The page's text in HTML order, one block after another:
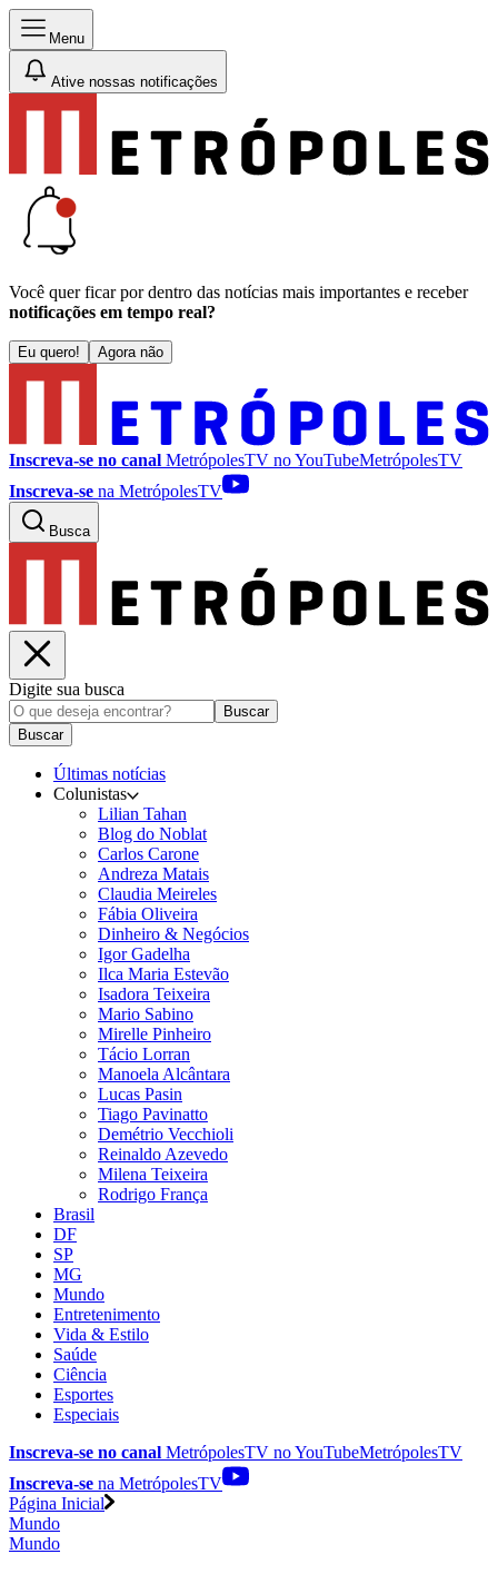
Menu
Ative nossas notificações
Você quer ficar por dentro das notícias mais importantes e receber
notificações em tempo real?
Eu quero! Agora não
Inscreva-se no canal MetrópolesTV noYouTubeMetrópolesTV
Inscreva-se na MetrópolesTV
Busca
Digite sua busca
Buscar
Buscar
Últimas notícias
Colunistas
Lilian Tahan
Blog do Noblat
Carlos Carone
Andreza Matais
Claudia Meireles
Fábia Oliveira
Dinheiro & Negócios
Igor Gadelha
Ilca Maria Estevão
Isadora Teixeira
Mario Sabino
Mirelle Pinheiro
Tácio Lorran
Manoela Alcântara
Lucas Pasin
Tiago Pavinatto
Demétrio Vecchioli
Reinaldo Azevedo
Milena Teixeira
Rodrigo França
Brasil
DF
SP
MG
Mundo
Entretenimento
Vida & Estilo
Saúde
Ciência
Esportes
Especiais
Inscreva-se no canal MetrópolesTV noYouTubeMetrópolesTV
Inscreva-se na MetrópolesTV
Página Inicial
Mundo
Mundo